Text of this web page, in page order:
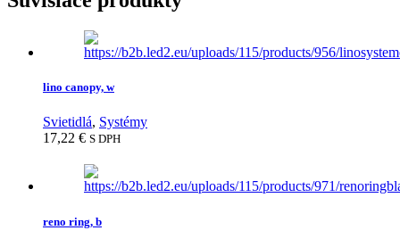
lino canopy, w
Svietidlá, Systémy
17,22 € S DPH
reno ring, b